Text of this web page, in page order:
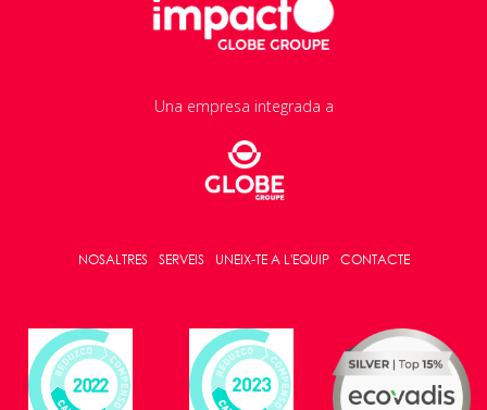
Una empresa integrada a
NOSALTRES SERVEIS UNEIX-TE A L'EQUIP CONTACTE